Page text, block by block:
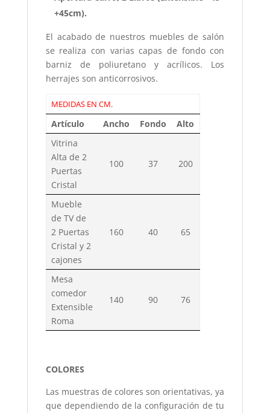
+45cm).
El acabado de nuestros muebles de salón
se realiza con varias capas de fondo con
barniz de poliuretano y acrílicos. Los
herrajes son anticorrosivos.
MEDIDAS EN CM.
Artículo Ancho Fondo
Alto
Vitrina
Alta de 2
Puertas
Cristal
100 37 200
Mueble
de TV de
2 Puertas
Cristal y 2
cajones
160 40 65
Mesa
comedor
Extensible
Roma
140 90 76
COLORES
Las muestras de colores son orientativas, ya
que dependiendo de la configuración de tu